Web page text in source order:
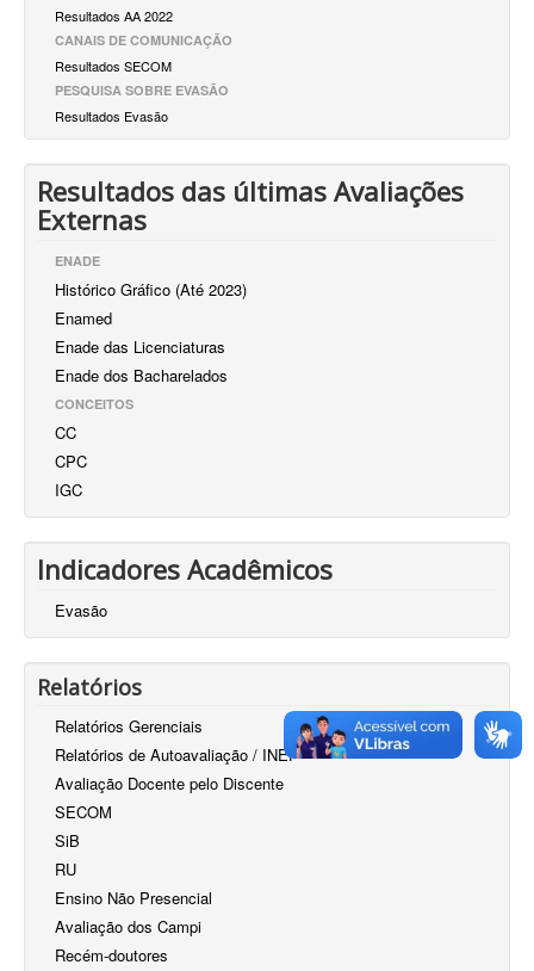
Resultados AA 2022
CANAIS DE COMUNICAÇÃO
Resultados SECOM
PESQUISA SOBRE EVASÃO
Resultados Evasão
Resultados das últimas Avaliações
Externas
ENADE
Histórico Gráfico (Até 2023)
Enamed
Enade das Licenciaturas
Enade dos Bacharelados
CONCEITOS
CC
CPC
IGC
Indicadores Acadêmicos
Evasão
Relatórios
Relatórios Gerenciais
Relatórios de Autoavaliação / INEP
Avaliação Docente pelo Discente
SECOM
SiB
RU
Ensino Não Presencial
Avaliação dos Campi
Recém-doutores